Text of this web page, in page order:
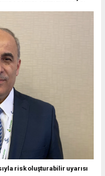
risk oluşturabilir uyarısı